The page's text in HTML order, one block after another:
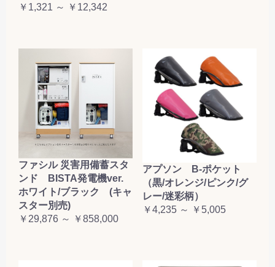
￥1,321 ～ ￥12,342
ファシル 災害用備蓄スタ
ンド BISTA発電機ver.
ホワイト/ブラック (キャ
スター別売)
￥29,876 ～ ￥858,000
アプソン B-ポケット
（黒/オレンジ/ピンク/グ
レー/迷彩柄）
￥4,235 ～ ￥5,005